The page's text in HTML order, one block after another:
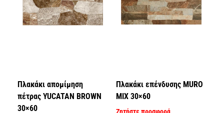
Πλακάκι απομίμηση
πέτρας YUCATAN BROWN
30×60
Πλακάκι επένδυσης MURO
MIX 30×60